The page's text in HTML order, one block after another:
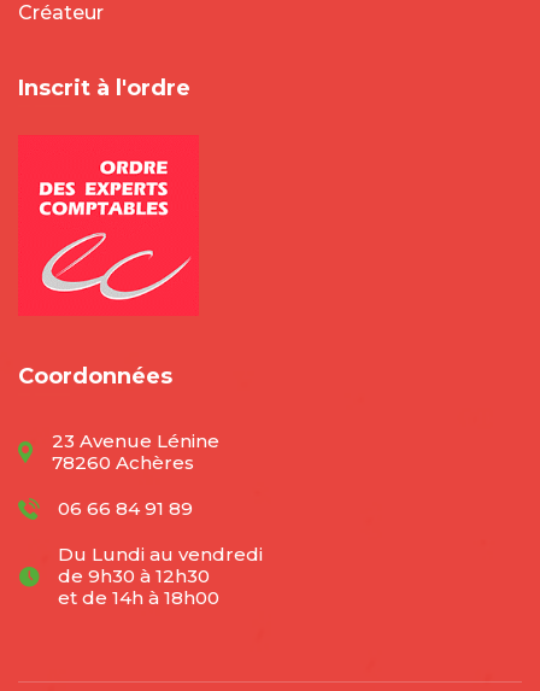
Créateur
Inscrit à l'ordre
Coordonnées
23 Avenue Lénine
78260 Achères
06 66 84 91 89
Du Lundi au vendredi
de 9h30 à 12h30
et de 14h à 18h00